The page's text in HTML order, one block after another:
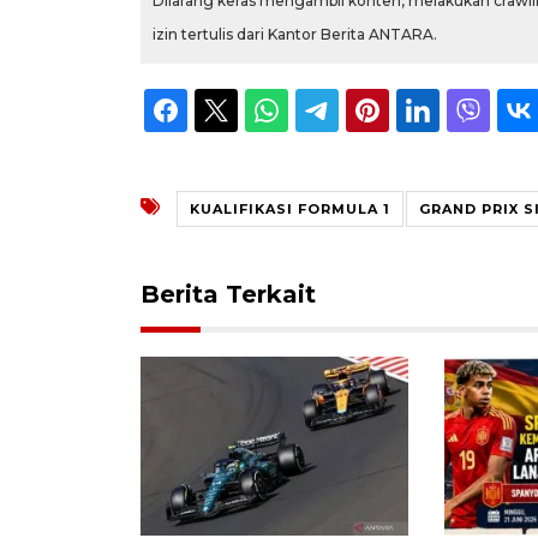
izin tertulis dari Kantor Berita ANTARA.
KUALIFIKASI FORMULA 1 GRAND PRIX
Berita Terkait